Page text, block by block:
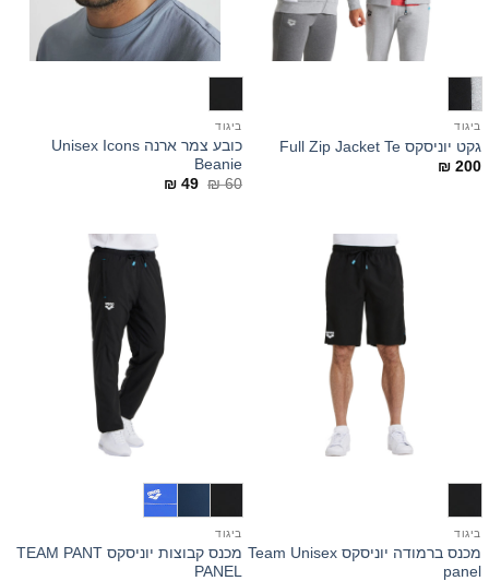
ביגוד
גקט יוניסקס Full Zip Jacket Te
₪ 200
ביגוד
כובע צמר ארנה Unisex Icons
Beanie
₪60
המחיר
₪49
ביגוד
מכנס ברמודה יוניסקס Team Unisex
panel
ביגוד
מכנס קבוצות יוניסקס TEAM PANT
PANEL